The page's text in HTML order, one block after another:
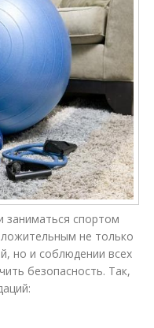
спортом
не только
но и соблюдении всех
безопасность. Так,